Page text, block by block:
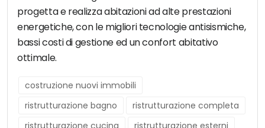
progetta e realizza abitazioni ad alte prestazioni
energetiche, con le migliori tecnologie antisismiche,
bassi costi di gestione ed un confort abitativo
ottimale.
costruzione nuovi immobili
ristrutturazione bagno
ristrutturazione completa